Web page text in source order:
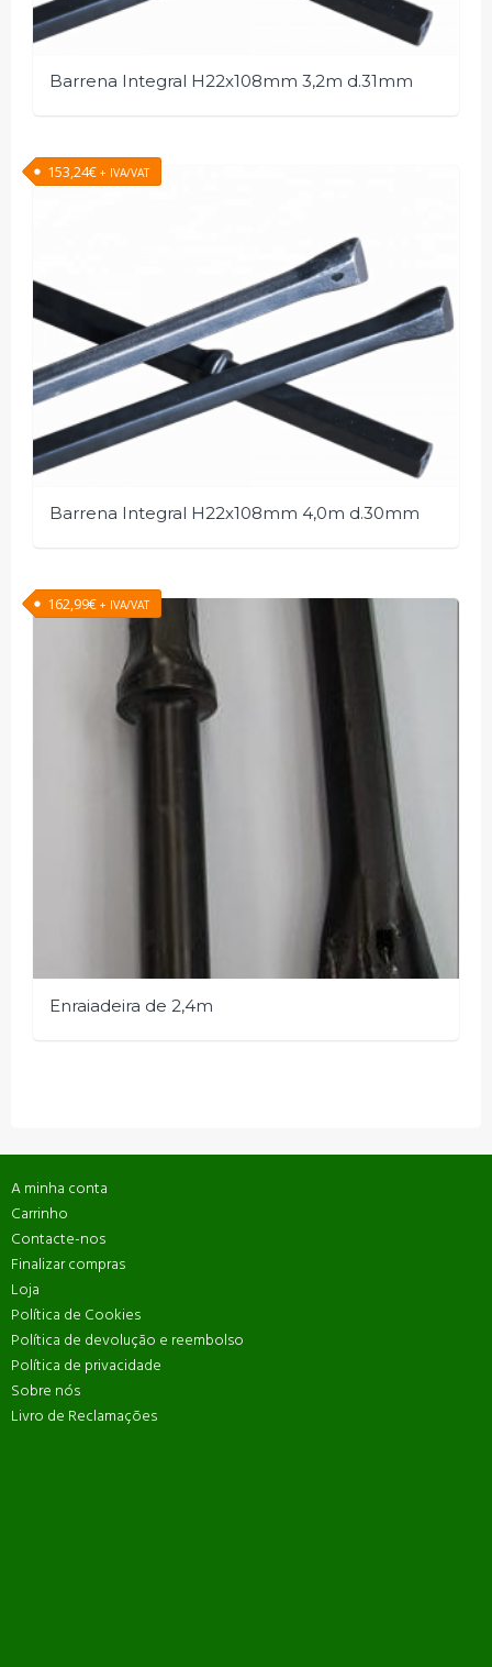
Barrena Integral H22x108mm 3,2m d.31mm
Barrena Integral H22x108mm 4,0m d.30mm
153,24€ + IVA/VAT
Enraiadeira de 2,4m
162,99€ + IVA/VAT
A minha conta
Carrinho
Contacte-nos
Finalizar compras
Loja
Política de Cookies
Política de devolução e reembolso
Política de privacidade
Sobre nós
Livro de Reclamações